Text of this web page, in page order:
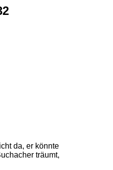
da, er könnte
träumt,